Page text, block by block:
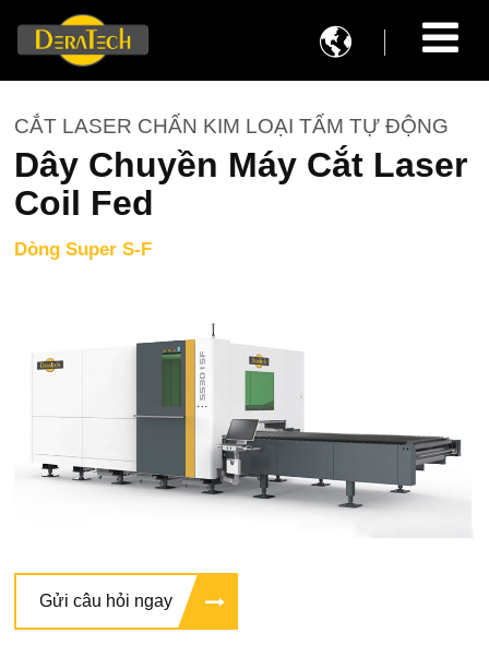

CẮT LASER CHẤN KIM LOẠI TẤM TỰ ĐỘNG
Dây Chuyền Máy Cắt Laser
Coil Fed
Dòng Super S-F
Gửi câu hỏi ngay